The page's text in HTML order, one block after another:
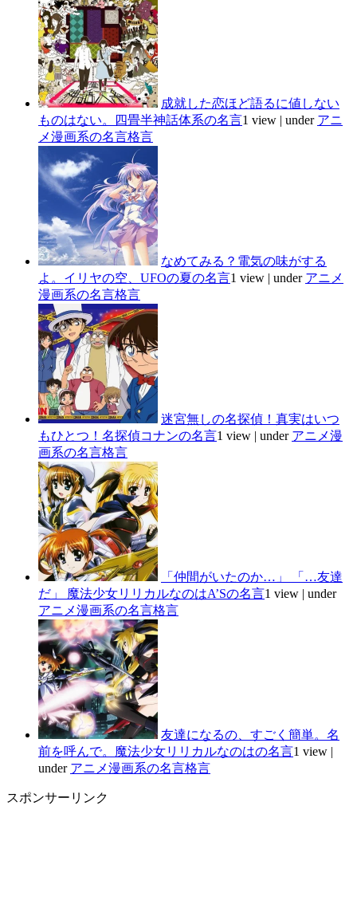
成就した恋ほど語るに値しない
ものはない。四畳半神話体系の名言1 view | under アニ
メ漫画系の名言格言
なめてみる？電気の味がする
よ。イリヤの空、UFOの夏の名言1 view | under アニメ
漫画系の名言格言
迷宮無しの名探偵！真実はいつ
もひとつ！名探偵コナンの名言1 view | under アニメ漫
画系の名言格言
「仲間がいたのか…」 「…友達
だ」 魔法少女リリカルなのはA’Sの名言1 view | under
アニメ漫画系の名言格言
友達になるの、すごく簡単。名
前を呼んで。魔法少女リリカルなのはの名言1 view |
under アニメ漫画系の名言格言
スポンサーリンク